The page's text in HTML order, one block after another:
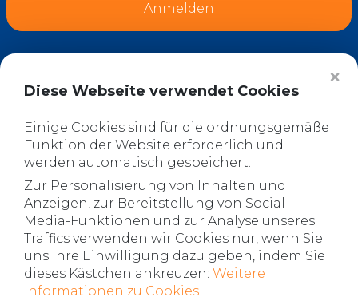
Diese Webseite verwendet Cookies
Einige Cookies sind für die ordnungsgemäße
Funktion der Website erforderlich und
werden automatisch gespeichert.
Zur Personalisierung von Inhalten und
Anzeigen, zur Bereitstellung von Social-
Media-Funktionen und zur Analyse unseres
Traffics verwenden wir Cookies nur, wenn Sie
uns Ihre Einwilligung dazu geben, indem Sie
dieses Kästchen ankreuzen: Weitere
Informationen zu Cookies
❌
Anmelden
Verarbeitung personenbezogener Daten zu
Verarbeitung personenbezogener Daten